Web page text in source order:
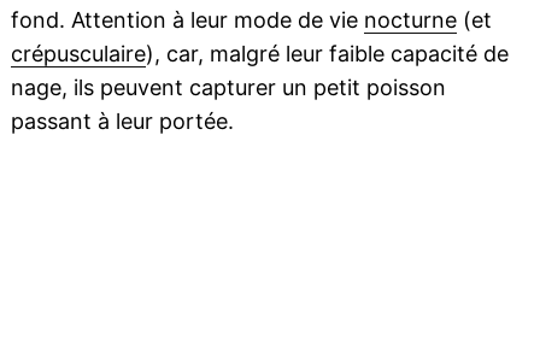
fond. Attention à leur mode de vie nocturne(et
crépusculaire), car, malgré leur faible capacité de
nage, ils peuvent capturer un petit poisson
passant à leur portée.